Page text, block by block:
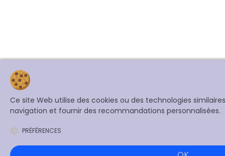
Ce site Web utilise des cookies ou des technologies
navigation et fournir des recommandations personnalisées.
PRÉFÉRENCES